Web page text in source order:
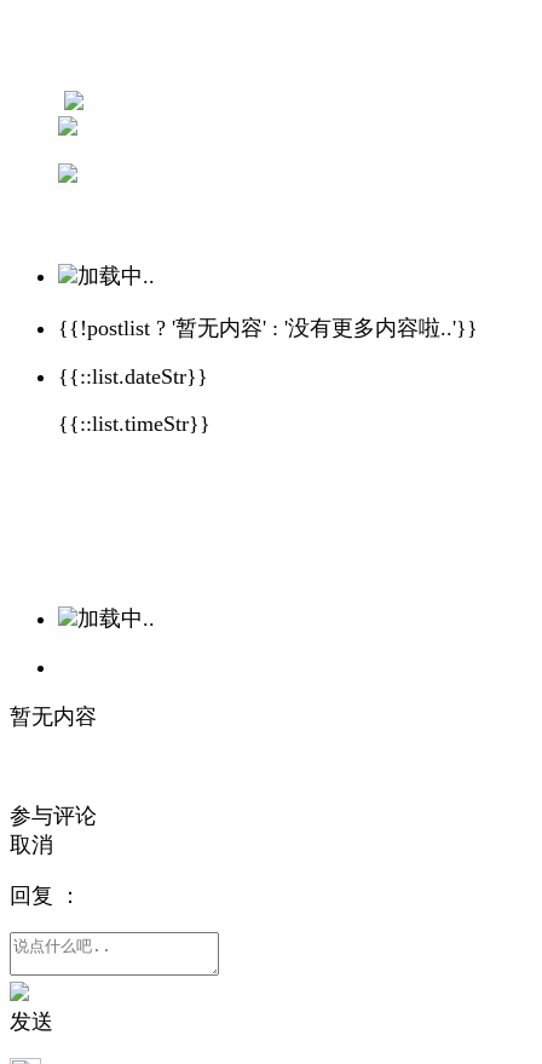
加载中..
{{!postlist ? '暂无内容' : '没有更多内容啦..'}}
{{::list.dateStr}}
{{::list.timeStr}}
加载中..
暂无内容
参与评论
取消
回复 ：
发送